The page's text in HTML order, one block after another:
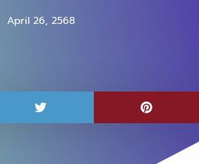
April 26, 2568